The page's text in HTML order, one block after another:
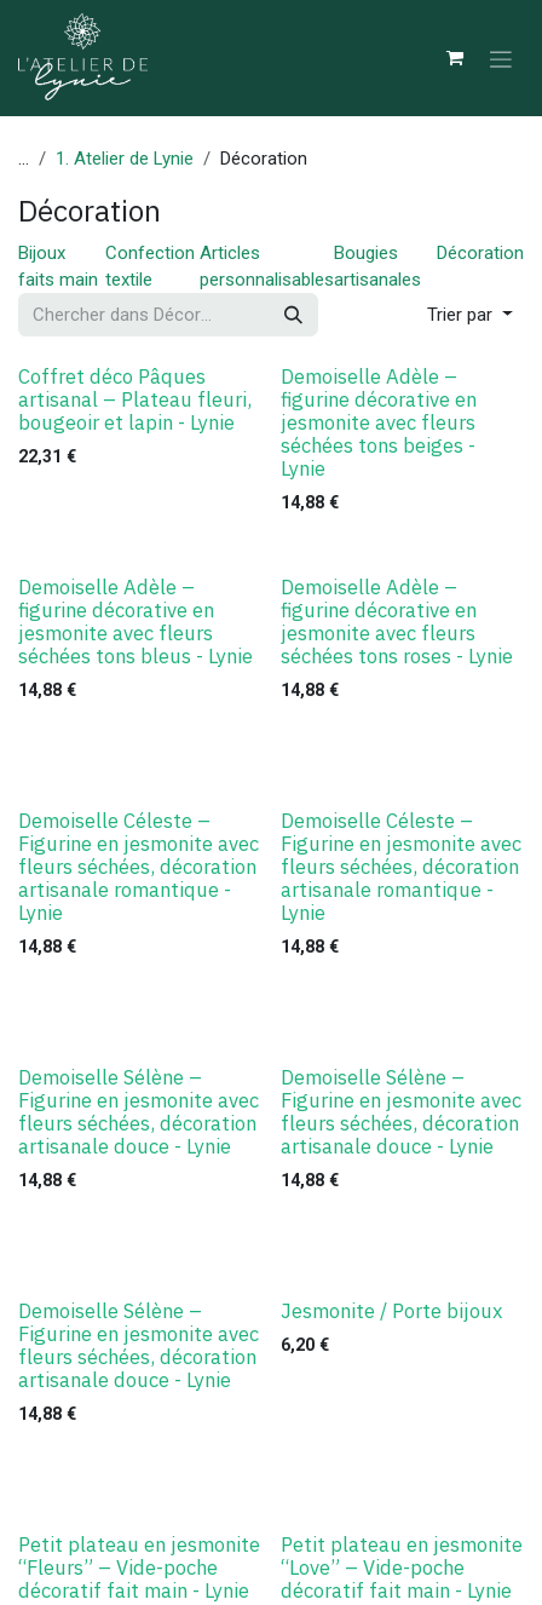
Se rendre au contenu
... 1. Atelier de Lynie Décoration
Décoration
Bijoux
faits main
Confection
textile
Articles
personnalisables
Bougies
artisanales
Décoration
Trier par
Coffret déco Pâques
artisanal – Plateau fleuri,
bougeoir et lapin - Lynie
22,31 €
Demoiselle Adèle –
figurine décorative en
jesmonite avec fleurs
séchées tons beiges -
Lynie
14,88€
Demoiselle Adèle –
figurine décorative en
jesmonite avec fleurs
séchées tons bleus - Lynie
14,88 €
Demoiselle Adèle –
figurine décorative en
jesmonite avec fleurs
séchées tons roses - Lynie
14,88€
Demoiselle Céleste –
Figurine en jesmonite avec
fleurs séchées, décoration
artisanale romantique -
Lynie
14,88 €
Demoiselle Céleste –
Figurine en jesmonite avec
fleurs séchées, décoration
artisanale romantique -
Lynie
14,88€
Demoiselle Sélène –
Figurine en jesmonite avec
fleurs séchées, décoration
artisanale douce - Lynie
14,88 €
Demoiselle Sélène –
Figurine en jesmonite avec
fleurs séchées, décoration
artisanale douce - Lynie
14,88€
Demoiselle Sélène –
Figurine en jesmonite avec
fleurs séchées, décoration
artisanale douce - Lynie
14,88 €
Jesmonite / Porte bijoux
6,20€
Petit plateau en jesmonite
“Fleurs” – Vide-poche
décoratif fait main - Lynie
Petit plateau en jesmonite
“Love” – Vide-poche
décoratif fait main - Lynie